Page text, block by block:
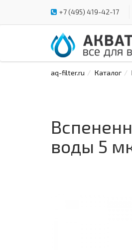
+7 (495) 419-42-17
aq-filter.ru Каталог
воды 5